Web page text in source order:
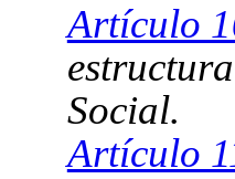
Artículo
Social.
Artículo